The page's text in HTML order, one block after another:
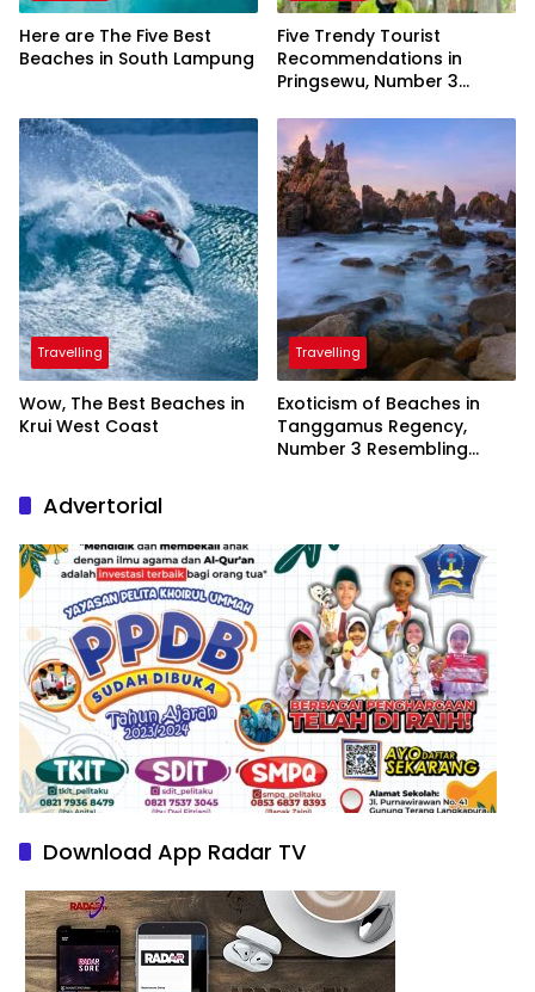
Here are The Five Best
Beaches in South Lampung
Five Trendy Tourist
Recommendations in
Pringsewu, Number 3
President
Travelling
Wow, The Best Beaches in
Krui West Coast
Travelling
Exoticism of Beaches in
Tanggamus Regency,
Number 3 Resembling
Advertorial
Download App Radar TV